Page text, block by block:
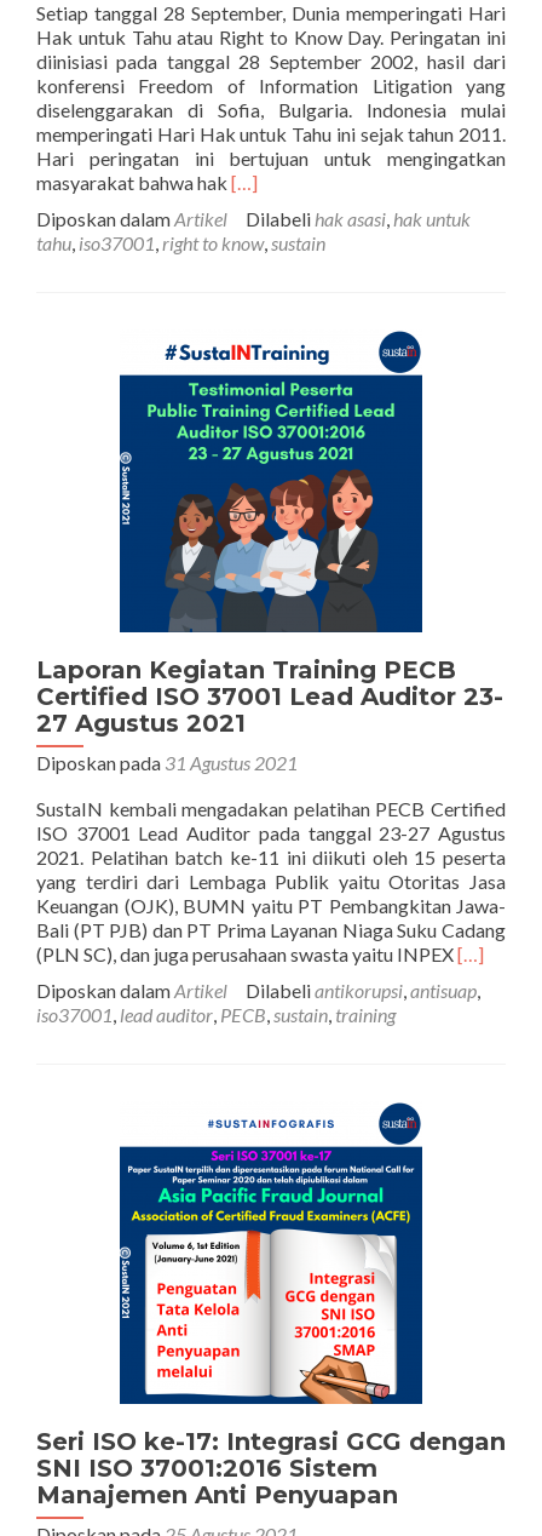
Setiap tanggal 28 September, Dunia memperingati Hari
Hak untuk Tahu atau Right to Know Day. Peringatan ini
diinisiasi pada tanggal 28 September 2002, hasil dari
konferensi Freedom of Information Litigation yang
diselenggarakan di Sofia, Bulgaria. Indonesia mulai
memperingati Hari Hak untuk Tahu ini sejak tahun 2011.
Hari peringatan ini bertujuan untuk mengingatkan
masyarakat bahwa hak Selengkapnya
ISO
ke-
37001:2016
Sistem
Manajemen
Anti
Penyuapan
Penuhi
“Hak
untuk
Tahu”
[…]
Diposkan dalamArtikel Dilabeli hak asasi, hak untuk
tahu, iso37001,right to know,sustain
Laporan Kegiatan Training PECB
Certified ISO 37001 Lead Auditor 23-
27 Agustus 2021
Diposkan pada 31 Agustus 2021
SustaIN kembali mengadakan pelatihan PECB Certified
ISO 37001 Lead Auditor pada tanggal 23-27 Agustus
2021. Pelatihan batch ke-11 ini diikuti oleh 15 peserta
yang terdiri dari Lembaga Publik yaitu Otoritas Jasa
Keuangan (OJK), BUMN yaitu PT Pembangkitan Jawa-
Bali (PT PJB) dan PT Prima Layanan Niaga Suku Cadang
(PLN SC), dan juga perusahaan swasta yaitu INPEX
Kegiatan
[…]
Diposkan dalamArtikel Dilabeliantikorupsi,antisuap,
iso37001, lead auditor, PECB,sustain, training
Seri ISO ke-17: Integrasi GCG dengan
SNI ISO 37001:2016 Sistem
Manajemen Anti Penyuapan